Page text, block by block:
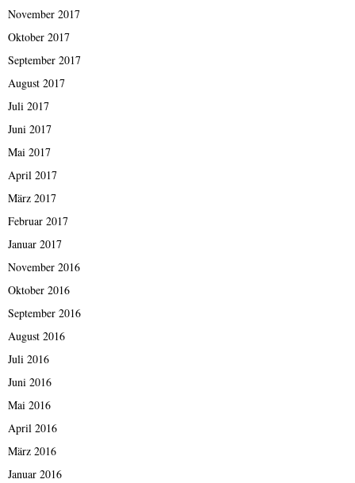
November 2017
Oktober 2017
September 2017
August 2017
Juli 2017
Juni 2017
Mai 2017
April 2017
März 2017
Februar 2017
Januar 2017
November 2016
Oktober 2016
September 2016
August 2016
Juli 2016
Juni 2016
Mai 2016
April 2016
März 2016
Januar 2016